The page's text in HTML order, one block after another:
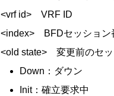
<vrf id> VRF ID
<index> BFDセッション
<old state> 変更前のセ
Down：ダウン
Init：確立要求中